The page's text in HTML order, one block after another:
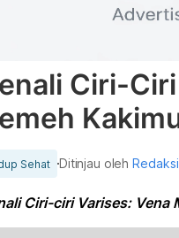
Ciri-
Sehat Ditinjau oleh
Ciri-ciri Varises: Vena